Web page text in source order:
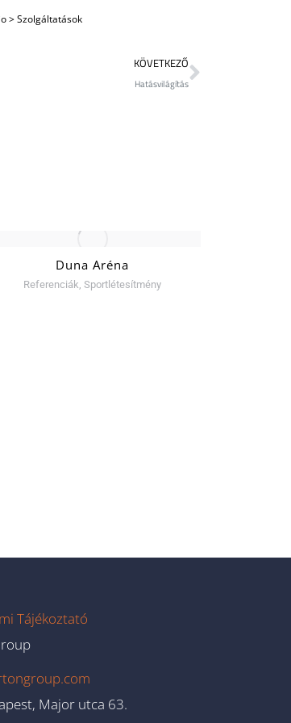
>Szolgáltatások
KÖVETKEZŐ
Hatásvilágítás
Duna Aréna
Referenciák ,Sportlétesítmény
Tájékoztató
Major utca 63.